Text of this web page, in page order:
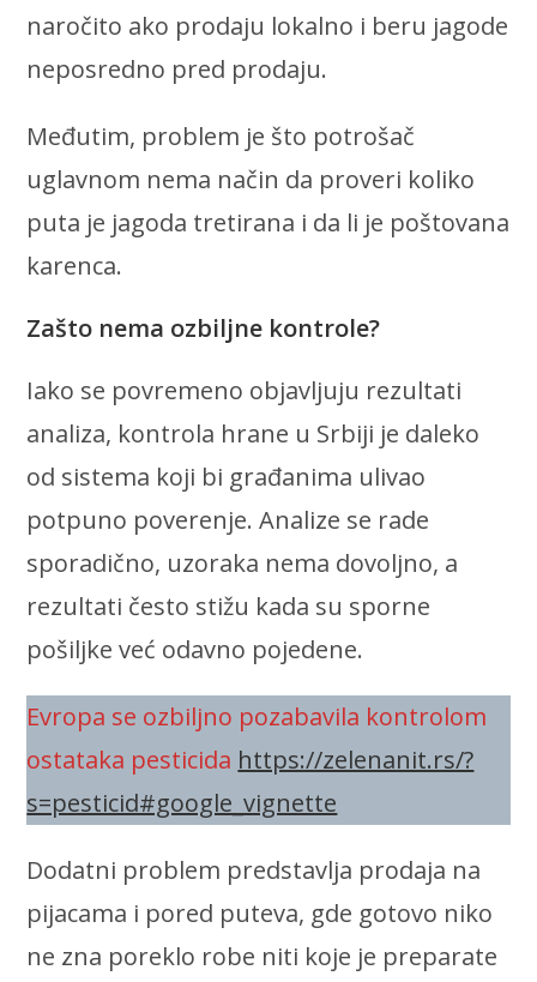
naročito ako prodaju lokalno i beru jagode
neposredno pred prodaju.
Međutim, problem je što potrošač
uglavnom nema način da proveri koliko
puta je jagoda tretirana i da li je poštovana
karenca.
Zašto nema ozbiljne kontrole?
Iako se povremeno objavljuju rezultati
analiza, kontrola hrane u Srbiji je daleko
od sistema koji bi građanima ulivao
potpuno poverenje. Analize se rade
sporadično, uzoraka nema dovoljno, a
rezultati često stižu kada su sporne
pošiljke već odavno pojedene.
Evropa se ozbiljno pozabavila kontrolom
ostataka pesticida https://zelenanit.rs/?
s=pesticid#google_vignette
Dodatni problem predstavlja prodaja na
pijacama i pored puteva, gde gotovo niko
ne zna poreklo robe niti koje je preparate